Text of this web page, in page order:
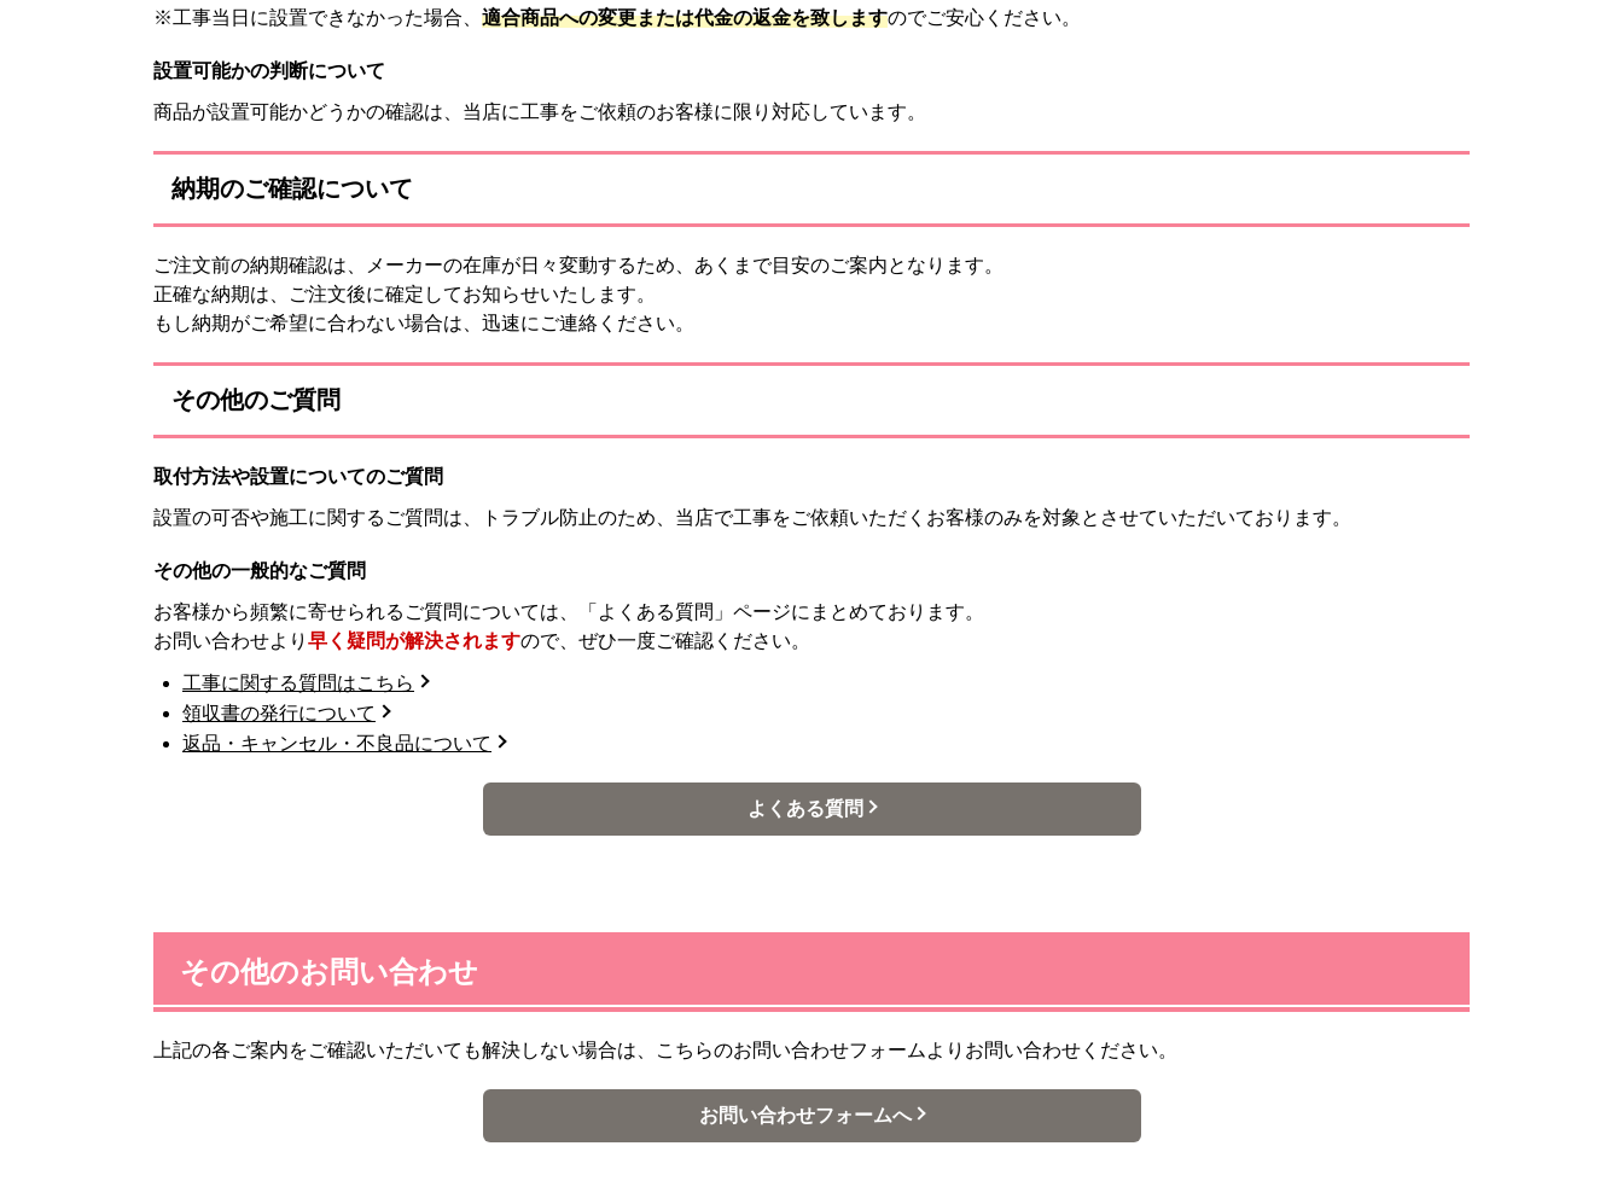
※工事当日に設置できなかった場合、 適合商品への変更または代金の返金を致しますのでご安心ください。
設置可能かの判断について
商品が設置可能かどうかの確認は、当店に工事をご依頼のお客様に限り対応しています。
納期のご確認について
ご注文前の納期確認は、メーカーの在庫が日々変動するため、あくまで目安のご案内となります。
正確な納期は、ご注文後に確定してお知らせいたします。
もし納期がご希望に合わない場合は、迅速にご連絡ください。
その他のご質問
取付方法や設置についてのご質問
設置の可否や施工に関するご質問は、トラブル防止のため、当店で工事をご依頼いただくお客様のみを対象とさせていただいております。
その他の一般的なご質問
お客様から頻繁に寄せられるご質問については、「よくある質問」ページにまとめております。
お問い合わせより 早く疑問が解決されますので、ぜひ一度ご確認ください。
工事に関する質問はこちら
領収書の発行について
返品・キャンセル・不良品について
よくある質問
その他のお問い合わせ
上記の各ご案内をご確認いただいても解決しない場合は、こちらのお問い合わせフォームよりお問い合わせください。
お問い合わせフォームへ